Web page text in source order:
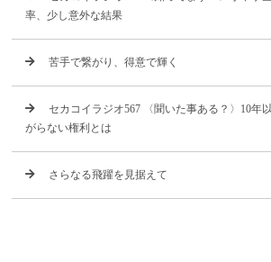
率、少し意外な結果
苦手で繋がり、得意で輝く
セカコイラジオ567 〈聞いた事ある？〉10年
がらない権利とは
さらなる飛躍を見据えて